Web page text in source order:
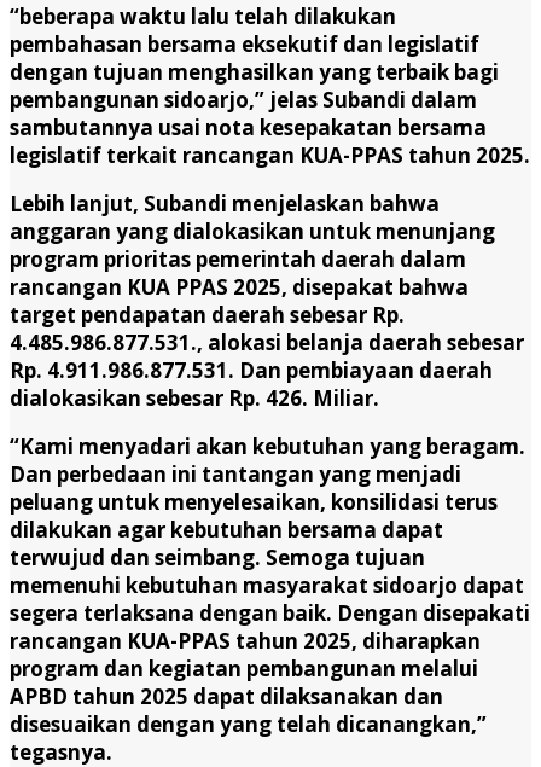
“beberapa waktu lalu telah dilakukan
pembahasan bersama eksekutif dan legislatif
dengan tujuan menghasilkan yang terbaik bagi
pembangunan sidoarjo,” jelas Subandi dalam
sambutannya usai nota kesepakatan bersama
legislatif terkait rancangan KUA-PPAS tahun 2025.
Lebih lanjut, Subandi menjelaskan bahwa
anggaran yang dialokasikan untuk menunjang
program prioritas pemerintah daerah dalam
rancangan KUA PPAS 2025, disepakat bahwa
target pendapatan daerah sebesar Rp.
4.485.986.877.531., alokasi belanja daerah sebesar
Rp. 4.911.986.877.531. Dan pembiayaan daerah
dialokasikan sebesar Rp. 426. Miliar.
“Kami menyadari akan kebutuhan yang beragam.
Dan perbedaan ini tantangan yang menjadi
peluang untuk menyelesaikan, konsilidasi terus
dilakukan agar kebutuhan bersama dapat
terwujud dan seimbang. Semoga tujuan
memenuhi kebutuhan masyarakat sidoarjo dapat
segera terlaksana dengan baik. Dengan disepakati
rancangan KUA-PPAS tahun 2025, diharapkan
program dan kegiatan pembangunan melalui
APBD tahun 2025 dapat dilaksanakan dan
disesuaikan dengan yang telah dicanangkan,”
tegasnya.